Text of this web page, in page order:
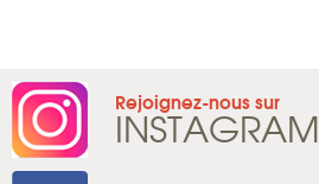
Rejoignez-nous sur
INSTAGRAM